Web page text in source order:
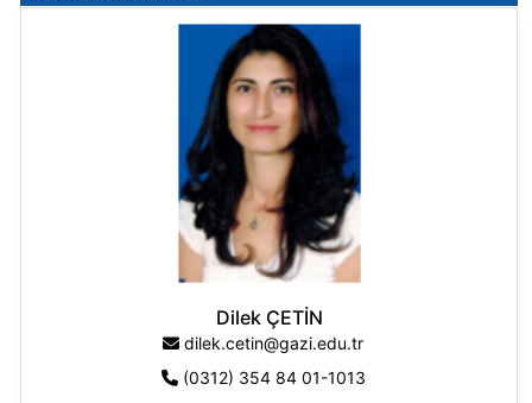
Dilek ÇETİN
dilek.cetin@gazi.edu.tr
(0312) 354 84 01-1013